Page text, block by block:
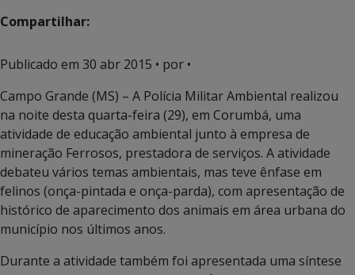
Compartilhar:
Publicado em 30 abr 2015 • por •
Campo Grande (MS) – A Polícia Militar Ambiental realizou
na noite desta quarta-feira (29), em Corumbá, uma
atividade de educação ambiental junto à empresa de
mineração Ferrosos, prestadora de serviços. A atividade
debateu vários temas ambientais, mas teve ênfase em
felinos (onça-pintada e onça-parda), com apresentação de
histórico de aparecimento dos animais em área urbana do
município nos últimos anos.
Durante a atividade também foi apresentada uma síntese